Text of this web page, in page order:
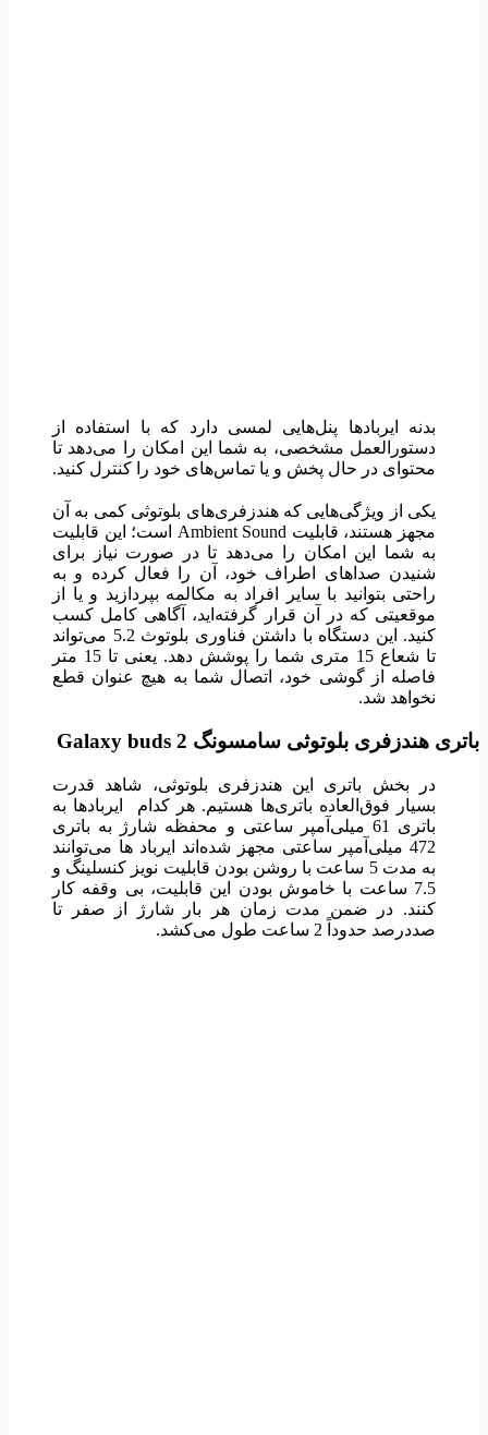
بدنه ایربادها پنل‌هایی لمسی دارد که با استفاده از
دستورالعمل مشخصی، به شما این امکان را می‌دهد تا
محتوای در حال پخش و یا تماس‌های خود را کنترل کنید.
یکی از ویژگی‌هایی که هندزفری‌های بلوتوثی کمی به آن
مجهز هستند، قابلیت Ambient Sound است؛ این قابلیت
به شما این امکان را می‌دهد تا در صورت نیاز برای
شنیدن صداهای اطراف خود، آن را فعال کرده و به
راحتی بتوانید با سایر افراد به مکالمه بپردازید و یا از
موقعیتی که در آن قرار گرفته‌اید، آگاهی کامل کسب
کنید. این دستگاه با داشتن فناوری بلوتوث 5.2 می‌تواند
تا شعاع 15 متری شما را پوشش دهد. یعنی تا 15 متر
فاصله از گوشی خود، اتصال شما به هیچ عنوان قطع
نخواهد شد.
باتری هندزفری بلوتوثی سامسونگ Galaxy buds 2
در بخش باتری این هندزفری بلوتوثی، شاهد قدرت
بسیار فوق‌العاده باتری‌ها هستیم. هر کدام ایربادها به
باتری 61 میلی‌آمپر ساعتی و محفظه شارژ به باتری
472 میلی‌آمپر ساعتی مجهز شده‌اند ایرباد ها می‌توانند
به مدت 5 ساعت با روشن بودن قابلیت نویز کنسلینگ و
7.5 ساعت با خاموش بودن این قابلیت، بی وقفه کار
کنند. در ضمن مدت زمان هر بار شارژ از صفر تا
صددرصد حدوداً 2 ساعت طول می‌کشد.